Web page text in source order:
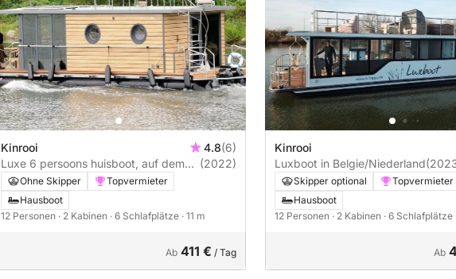
Kinrooi 4.8(6)
Luxe 6 persoons huisboot, auf dem
Maas in Belgie/Holland
(2022)
Ohne Skipper
Topvermieter
Hausboot
12 Personen · 2 Kabinen · 6 Schlafplätze · 11 m
Ab 411 € / Tag
Kinrooi
Luxboot in Belgie/Niederland
Skipper optional
Topvermieter
Hausboot
12 Personen · 2 Kabinen · 6 Schlafplätze
Ab